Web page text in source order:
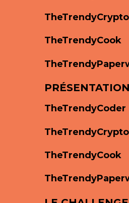
TheTrendyCrypto
TheTrendyCook
TheTrendyCoder
TheTrendyCrypto
TheTrendyCook